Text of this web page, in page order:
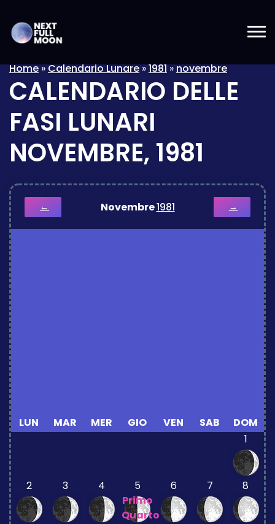
Home»Calendario Lunare»1981»novembre
CALENDARIO DELLE
FASI LUNARI
NOVEMBRE, 1981
← Novembre1981 →
LUN MAR MER GIO VEN SAB
DOM
1
2 3 4
5
Primo
Quarto
6 7 8